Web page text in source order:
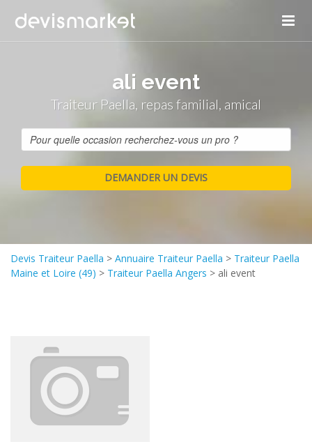
ali event
Traiteur Paella, repas familial, amical
Devis Traiteur Paella > Annuaire Traiteur Paella > Traiteur Paella
Maine et Loire (49) > Traiteur Paella Angers > ali event